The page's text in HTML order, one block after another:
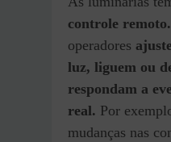
controle remoto.
operadores
luz, liguem ou
respondam a
real. Por
mudanças nas